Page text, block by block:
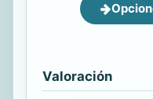
Valoración